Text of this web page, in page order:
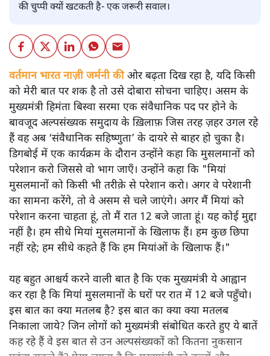
की चुप्पी क्यों खटकती है- एक जरूरी सवाल।
वर्तमान भारत नाज़ी जर्मनी कीओर बढ़ता दिख रहा है, यदि किसी
को मेरी बात पर शक है तो उसे दोबारा सोचना चाहिए। असम के
मुख्यमंत्री हिमंता बिस्वा सरमा एक संवैधानिक पद पर होने के
बावजूद अल्पसंख्यक समुदाय के ख़िलाफ़ जिस तरह ज़हर उगल रहे
हैं वह अब ‘संवैधानिक सहिष्णुता’ के दायरे से बाहर हो चुका है।
डिगबोई में एक कार्यक्रम के दौरान उन्होंने कहा कि मुसलमानों को
परेशान करो जिससे वो भाग जाएँ। उन्होंने कहा कि "मियां
मुसलमानों को किसी भी तरीक़े से परेशान करो। अगर वे परेशानी
का सामना करेंगे, तो वे असम से चले जाएंगे। अगर मैं मियां को
परेशान करना चाहता हूं, तो मैं रात 12 बजे जाता हूं। यह कोई मुद्दा
नहीं है। हम सीधे मियां मुसलमानों के खिलाफ हैं। हम कुछ छिपा
नहीं रहे; हम सीधे कहते हैं कि हम मियांओं के खिलाफ हैं।"
यह बहुत आश्चर्य करने वाली बात है कि एक मुख्यमंत्री ये आह्वान
कर रहा है कि मियांं मुसलमानों के घरों पर रात में 12 बजे पहुँचो।
इस बात का क्या मतलब है? इस बात का क्या क्या मतलब
निकाला जाये? जिन लोगों को मुख्यमंत्री संबोधित करते हुए ये बातें
कह रहे हैं वे इस बात से उन अल्पसंख्यकों को कितना नुकसान